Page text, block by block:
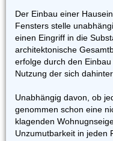
Der Einbau einer
Fensters stelle
einen Eingriff in die
architektonische
erfolge durch den
Nutzung der sich
Unabhängig davon, ob
genommen schon eine
klagenden
Unzumutbarkeit in jeden